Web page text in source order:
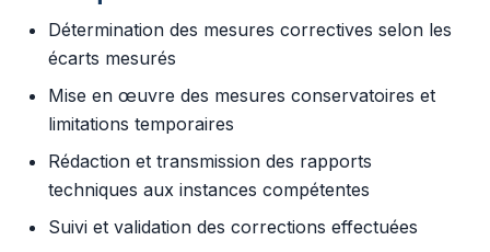
Détermination des mesures correctives selon les
écarts mesurés
Mise en œuvre des mesures conservatoires et
limitations temporaires
Rédaction et transmission des rapports
techniques aux instances compétentes
Suivi et validation des corrections effectuées